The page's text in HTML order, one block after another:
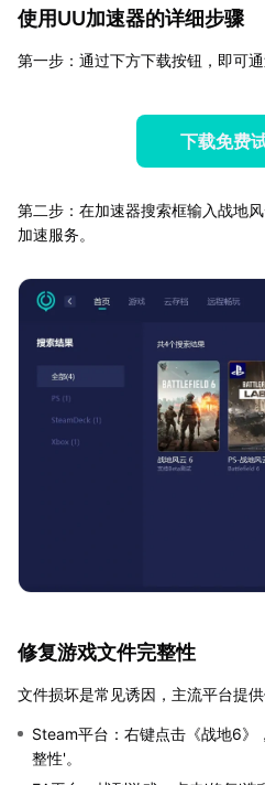
使用UU加速器的详细步骤
第一步：通过下方下载按钮，即可
下载免费
第二步：在加速器搜索框输入战地
加速服务。
修复游戏文件完整性
文件损坏是常见诱因，主流平台提供
Steam平台：右键点击《战地6
整性'。